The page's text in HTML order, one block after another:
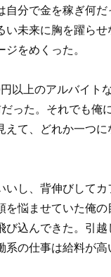
自分で金を稼ぎ何だ
い未来に胸を躍ら
をめくった。
以上のアルバイト
った。それでも俺
えて、どれか一つ
いし、背伸びしてカ
悩ませていた俺の
び込んできた。引
の仕事は給料が高